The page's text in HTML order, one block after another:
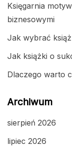
Księgarnia
biznesowymi
Jak wybrać
Jak książki o
Dlaczego warto
Archiwum
sierpień 2026
lipiec 2026